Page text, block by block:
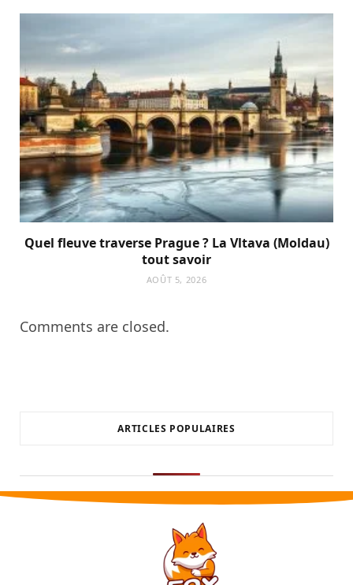
Quel fleuve traverse Prague ? La Vltava (Moldau)
tout savoir
AOÛT 5, 2026
Comments are closed.
ARTICLES POPULAIRES